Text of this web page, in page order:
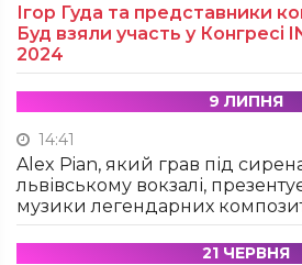
Ігор Гуда та представники
Буд взяли участь у Конгресі
2024
9 ЛИПНЯ
14:41
Alex Pian, який грав під
львівському вокзалі,
музики легендарних
21 ЧЕРВНЯ